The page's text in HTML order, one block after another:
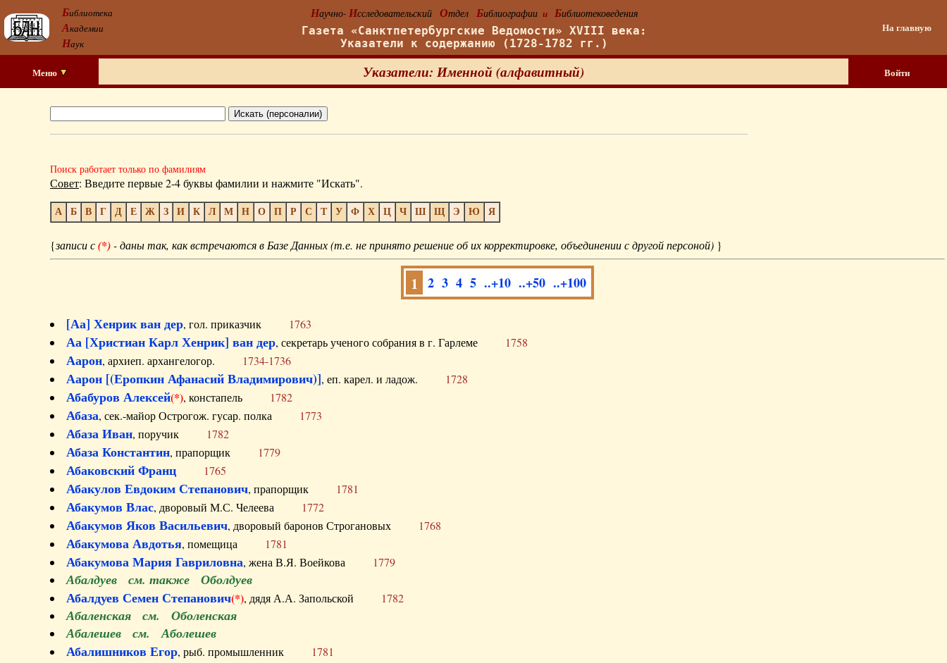
Библиотека
Академии
Наук
Научно- Исследовательский Отдел Библиографии и Библиотековедения
Газета «Санктпетербургские Ведомости» XVIII века:
Указатели к содержанию (1728-1782 гг.)
На главную
Меню Указатели: Именной (алфавитный) Войти
Поиск работает только по фамилиям
Совет: Введите первые 2-4 буквы фамилии и нажмите "Искать".
А Б В Г Д Е Ж З И К Л М Н О П Р С Т У Ф Х Ц Ч Ш Щ Э Ю Я
{записи с(*)- даны так, как встречаются в Базе Данных (т.е. не принято решение об их корректировке, объединении с другой персоной) }
1 2 3 4 5 ..+10 ..+50 ..+100
[Аа] Хенрик ван дер, гол. приказчик 1763
Аа [Христиан Карл Хенрик] ван дер, секретарь ученого собрания в г. Гарлеме 1758
Аарон, архиеп. архангелогор. 1734-1736
Аарон [(Еропкин Афанасий Владимирович)], еп. карел. и ладож. 1728
Абабуров Алексей(*), констапель 1782
Абаза, сек.-майор Острогож. гусар. полка 1773
Абаза Иван, поручик 1782
Абаза Константин, прапорщик 1779
Абаковский Франц 1765
Абакулов Евдоким Степанович, прапорщик 1781
Абакумов Влас, дворовый М.С. Челеева 1772
Абакумов Яков Васильевич, дворовый баронов Строгановых 1768
Абакумова Авдотья, помещица 1781
Абакумова Мария Гавриловна, жена В.Я. Воейкова 1779
Абалдуев см. также Оболдуев
Абалдуев Семен Степанович(*), дядя А.А. Запольской 1782
Абаленская см. Оболенская
Абалешев см. Аболешев
Абалишников Егор, рыб. промышленник 1781